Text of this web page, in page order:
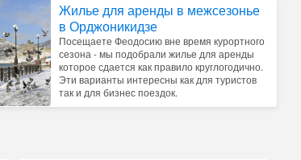
Жилье для аренды в межсезонье
в Орджоникидзе
Посещаете Феодосию вне время курортного
сезона - мы подобрали жилье для аренды
которое сдается как правило круглогодично.
Эти варианты интересны как для туристов
так и для бизнес поездок.